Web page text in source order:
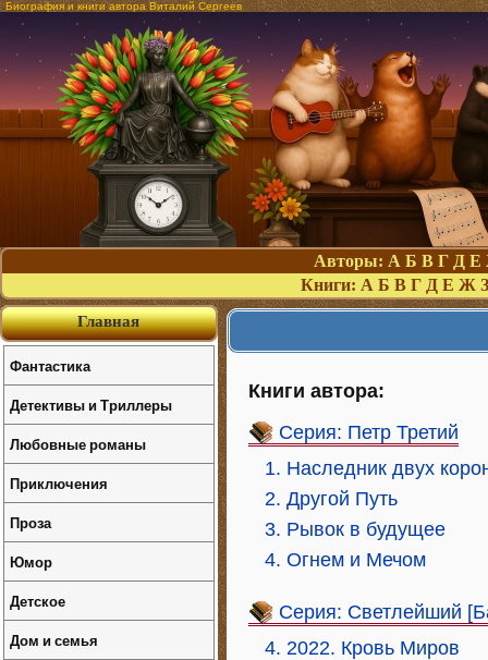
Биография и книги автора Виталий Сергеев
Авторы: А Б В Г Д Е
Книги: А Б В Г Д Е Ж З
Книги автора:
Серия: Петр Третий
1. Наследник двух
2. Другой Путь
3. Рывок в будущее
4. Огнем и Мечом
Серия: Светлейший
4. 2022. Кровь Миров
Главная
Фантастика
Детективы и Триллеры
Любовные романы
Приключения
Проза
Юмор
Детское
Дом и семья